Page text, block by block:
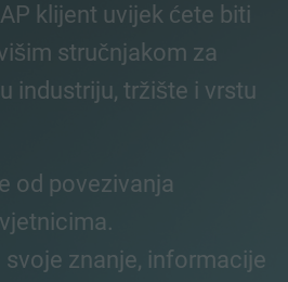
klijent uvijek ćete biti
stručnjakom za
industriju, tržište i vrstu
od povezivanja
znanje, informacije